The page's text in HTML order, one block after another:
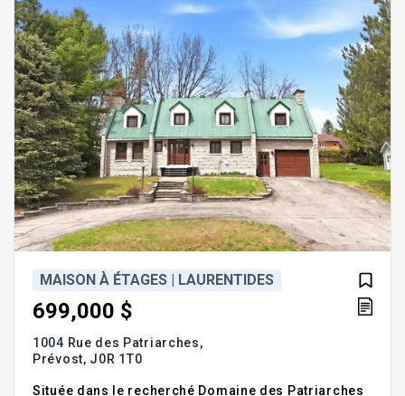
MAISON À ÉTAGES | LAURENTIDES
699,000 $
1004 Rue des Patriarches,
Prévost, J0R 1T0
Située dans le recherché Domaine des Patriarches